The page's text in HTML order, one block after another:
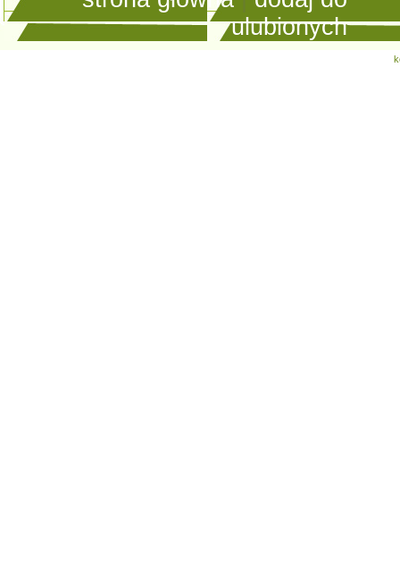
ulubionych